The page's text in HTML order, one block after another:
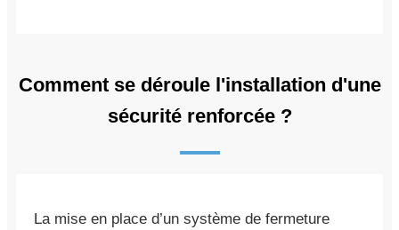
Comment se déroule l'installation d'une
sécurité renforcée ?
La mise en place d’un système de fermeture